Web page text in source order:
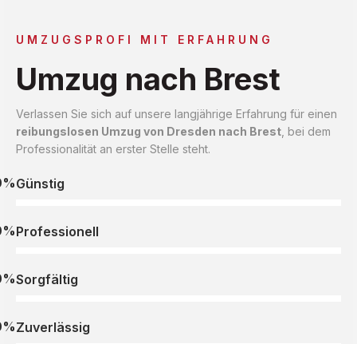
UMZUGSPROFI MIT ERFAHRUNG
Umzug nach Brest
Verlassen Sie sich auf unsere langjährige Erfahrung für einen
reibungslosen Umzug von Dresden nach Brest , bei dem
Professionalität an erster Stelle steht.
Günstig
Professionell
Sorgfältig
Zuverlässig